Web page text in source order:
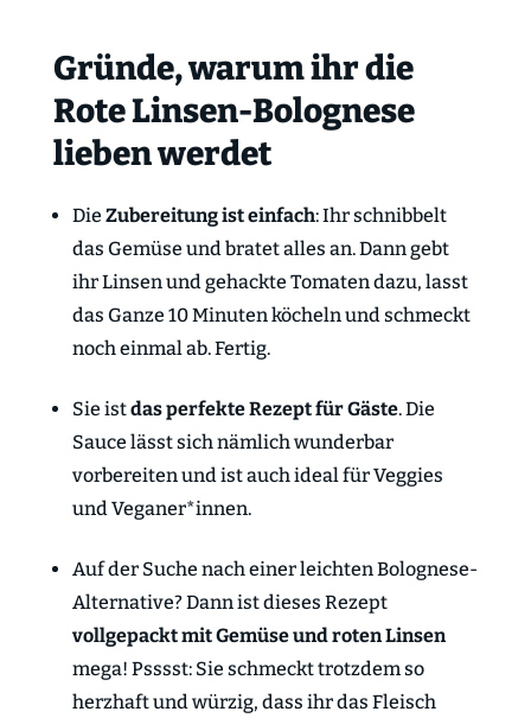
Gründe, warum ihr die
Rote Linsen-Bolognese
lieben werdet
Die Zubereitung ist einfach: Ihr schnibbelt
das Gemüse und bratet alles an. Dann gebt
ihr Linsen und gehackte Tomaten dazu, lasst
das Ganze 10 Minuten köcheln und schmeckt
noch einmal ab. Fertig.
Sie istdas perfekte Rezept für Gäste. Die
Sauce lässt sich nämlich wunderbar
vorbereiten und ist auch ideal für Veggies
und Veganer*innen.
Auf der Suche nach einer leichten Bolognese-
Alternative? Dann ist dieses Rezept
vollgepackt mit Gemüse und roten Linsen
mega! Psssst: Sie schmeckt trotzdem so
herzhaft und würzig, dass ihr das Fleisch